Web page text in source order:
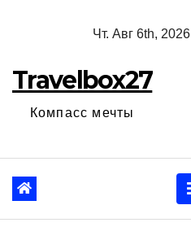
Чт. Авг 6th, 2026
Travelbox27
Компасс мечты